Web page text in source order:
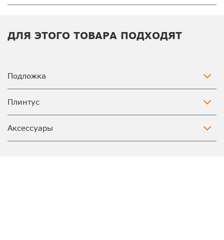
ДЛЯ ЭТОГО ТОВАРА ПОДХОДЯТ
Подложка
Плинтус
Аксессуары